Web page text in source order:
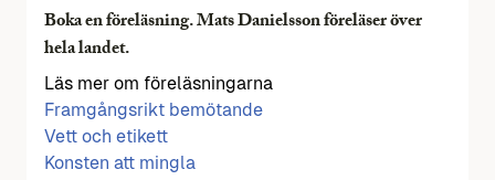
Boka en föreläsning. Mats Danielsson föreläser över
hela landet.
Läs mer om föreläsningarna
Framgångsrikt bemötande
Vett och etikett
Konsten att mingla